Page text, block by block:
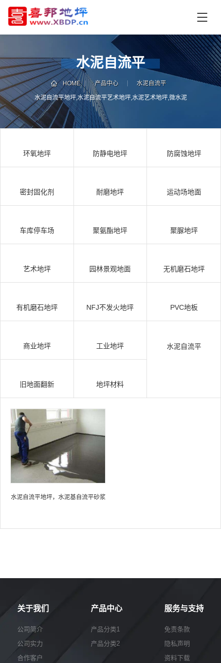
页
中
心
技
术
支
持
资
讯
中
例
咨
水泥自流平
HOME 产品中心 水泥自流平
水泥自流平地坪,水泥自流平艺术地坪,水泥艺术地坪,微水泥
环氧地坪 防静电地坪 防腐蚀地坪
密封固化剂 耐磨地坪 运动场地面
车库停车场 聚氨酯地坪 聚脲地坪
艺术地坪 园林景观地面 无机磨石地坪
有机磨石地坪 NFJ不发火地坪 PVC地板
商业地坪 工业地坪 水泥自流平
旧地面翻新 地坪材料
水泥自流平地坪，水泥基自流平砂浆
关于我们
公司简介
公司实力
合作客户
产品中心
产品分类1
产品分类2
服务与支持
免责条款
隐私声明
资料下载